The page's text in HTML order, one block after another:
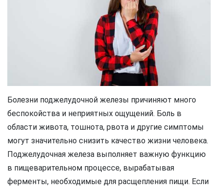
Болезни поджелудочной железы причиняют много
беспокойства и неприятных ощущений. Боль в
области живота, тошнота, рвота и другие симптомы
могут значительно снизить качество жизни человека.
Поджелудочная железа выполняет важную функцию
в пищеварительном процессе, вырабатывая
ферменты, необходимые для расщепления пищи. Если